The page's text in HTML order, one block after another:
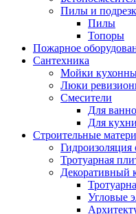
Пилы и
Пилы
Топоры
Пожарное
Сантехника
Мойки
Люки
Смесители
Для
Для кухни
Строительные
Гидроизоляция
Тротуарная
Декоративный
Угловые